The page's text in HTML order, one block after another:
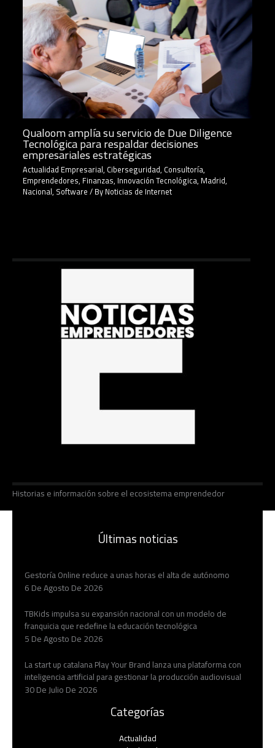
Qualoom amplía su servicio de Due Diligence
Tecnológica para respaldar decisiones
empresariales estratégicas
Actualidad Empresarial, Ciberseguridad, Consultoría,
Emprendedores, Finanzas, Innovación Tecnológica, Madrid,
Nacional, Software/ ByNoticias de Internet
Historias e información sobre el ecosistema emprendedor
Últimas noticias
Gestoría Online reduce a unas horas el alta de autónomo
6 De Agosto De 2026
TBKids impulsa su expansión nacional con un modelo de
franquicia que redefine la educación tecnológica
5 De Agosto De 2026
La start up catalana Play Your Brand lanza una plataforma con
inteligencia artificial para gestionar la producción audiovisual
30 De Julio De 2026
Categorías
Actualidad